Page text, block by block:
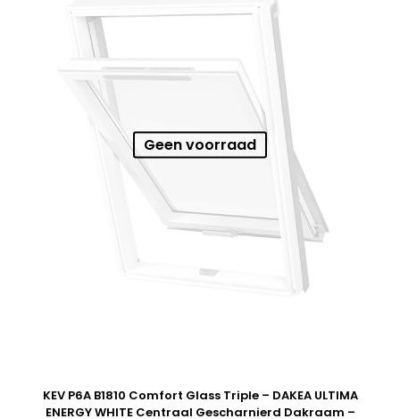
Geen voorraad
KEV P6A B1810 Comfort Glass Triple – DAKEA ULTIMA
ENERGY WHITE Centraal Gescharnierd Dakraam –